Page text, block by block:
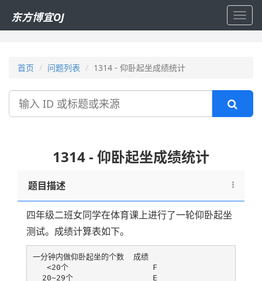
东方博宜OJ
首页 问题列表 1314 - 仰卧起坐成绩统计
搜
1314 - 仰卧起坐成绩统计
题目描述
四年级二班女同学在体育课上进行了一轮仰卧起坐
测试。成绩计算表如下。
一分钟内做仰卧起坐的个数  成绩